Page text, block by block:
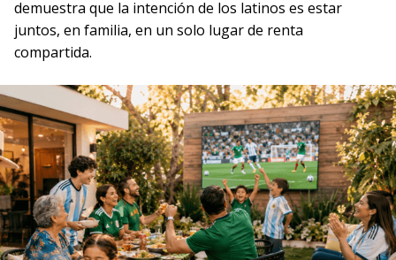
demuestra que la intención de los latinos es estar
juntos, en familia, en un solo lugar de renta
compartida.